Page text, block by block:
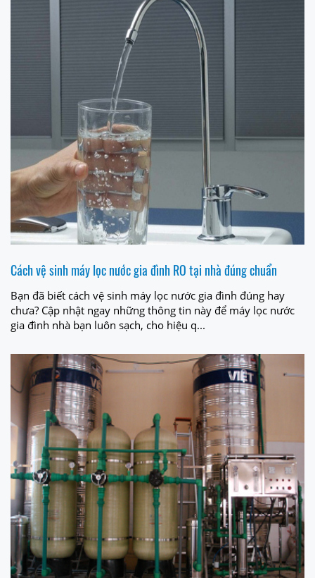
Cách vệ sinh máy lọc nước gia đình RO tại nhà đúng chuẩn
Bạn đã biết cách vệ sinh máy lọc nước gia đình đúng hay
chưa? Cập nhật ngay những thông tin này để máy lọc nước
gia đình nhà bạn luôn sạch, cho hiệu q...